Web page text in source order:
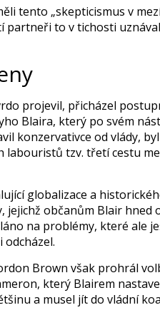
tento „skepticismus v
partneři to v tichosti
projevil, přicházel
Blaira, který po svém
konzervativce od vlády,
labouristů tzv. třetí cestu
globalizace a
jejichž občanům Blair hned
na problémy, které ale
odcházel.
Brown však prohrál
který Blairem
a musel jít do vládní